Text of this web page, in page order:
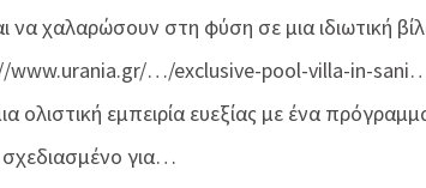
να χαλαρώσουν στη φύση σε μια ιδιωτική
www.urania.gr/…/exclusive-pool-villa-in-
ολιστική εμπειρία ευεξίας με ένα
σχεδιασμένο για…